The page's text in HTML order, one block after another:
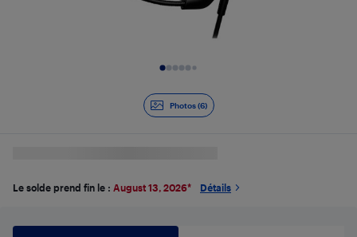
Photos (6)
Le solde prend fin le : August 13, 2026* Détails